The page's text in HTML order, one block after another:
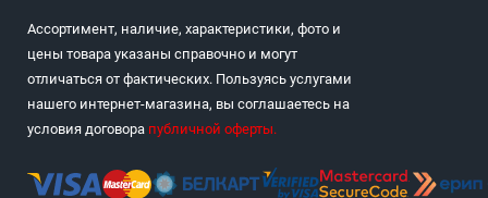
Ассортимент, наличие, характеристики, фото и
цены товара указаны справочно и могут
отличаться от фактических. Пользуясь услугами
нашего интернет-магазина, вы соглашаетесь на
условия договора публичной оферты.